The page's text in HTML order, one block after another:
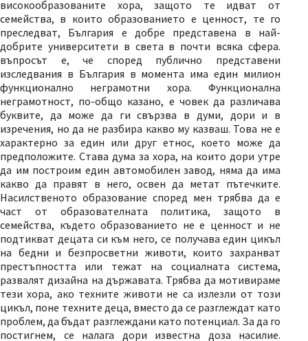
високообразованите хора, защото те идват от
семейства, в които образованието е ценност, те го
преследват, България е добре представена в най-
добрите университети в света в почти всяка сфера.
въпросът е, че според публично представени
изследвания в България в момента има един милион
функционално неграмотни хора. Функционална
неграмотност, по-общо казано, е човек да различава
буквите, да може да ги свързва в думи, дори и в
изречения, но да не разбира какво му казваш. Това не е
характерно за един или друг етнос, което може да
предположите. Става дума за хора, на които дори утре
да им построим един автомобилен завод, няма да има
какво да правят в него, освен да метат пътечките.
Насилственото образование според мен трябва да е
част от образователната политика, защото в
семейства, където образованието не е ценност и не
подтикват децата си към него, се получава един цикъл
на бедни и безпросветни животи, които захранват
престъпността или тежат на социалната система,
развалят дизайна на държавата. Трябва да мотивираме
тези хора, ако техните животи не са излезли от този
цикъл, поне техните деца, вместо да се разглеждат като
проблем, да бъдат разглеждани като потенциал. За да го
постигнем, се налага дори известна доза насилие.